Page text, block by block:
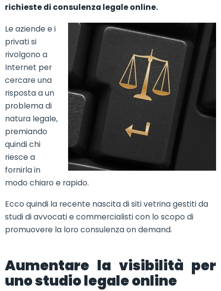
richieste di consulenza legale online.
Le aziende e i
privati si
rivolgono a
Internet per
cercare una
risposta a un
problema di
natura legale,
premiando
quindi chi
riesce a
fornirla in
modo chiaro e rapido.
Ecco quindi la recente nascita di siti vetrina gestiti da
studi di avvocati e commercialisti con lo scopo di
promuovere la loro consulenza on demand.
Aumentare la visibilità per
uno studio legale online